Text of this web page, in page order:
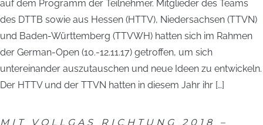
auf dem Programm der Teilnehmer. Mitglieder des Teams
des DTTB sowie aus Hessen (HTTV), Niedersachsen (TTVN)
und Baden-Württemberg (TTVWH) hatten sich im Rahmen
der German-Open (10.-12.11.17) getroffen, um sich
untereinander auszutauschen und neue Ideen zu entwickeln.
Der HTTV und der TTVN hatten in diesem Jahr ihr […]
MIT VOLLGAS RICHTUNG 2018 –